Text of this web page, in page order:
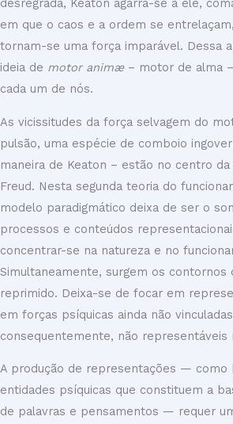
desregrada, Keaton agarra-se a ele,
em que o caos e a ordem se
tornam-se uma força imparável. Dessa
ideia de motor animæ– motor de alma
cada um de nós.
As vicissitudes da força selvagem do
pulsão, uma espécie de comboio
maneira de Keaton – estão no centro
Freud. Nesta segunda teoria do
modelo paradigmático deixa de ser o
processos e conteúdos
concentrar-se na natureza e no
Simultaneamente, surgem os contornos
reprimido. Deixa-se de focar em
em forças psíquicas ainda não
consequentemente, não representáveis
A produção de representações — como
entidades psíquicas que constituem a
de palavras e pensamentos — requer